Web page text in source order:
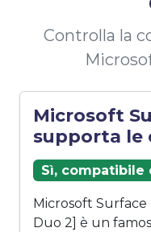
Controlla la
Microsoft
supporta le
Sì, compatibile
Microsoft
Duo 2] è un